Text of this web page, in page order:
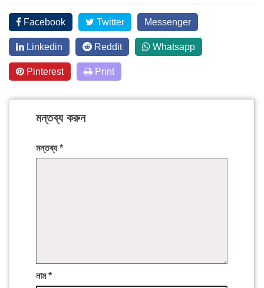
Facebook Twitter Messenger
Linkedin Reddit Whatsapp
Pinterest Print
মন্তব্য করুন
মন্তব্য*
নাম*